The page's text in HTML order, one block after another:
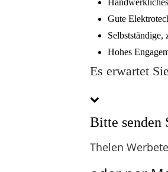
Gute
Selbstständige,
Hohes
Es erwartet
Bitte senden
Thelen